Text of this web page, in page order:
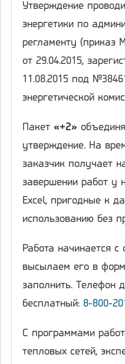
Утверждение
энергетики по
регламенту (приказ
от 29.04.2015,
11.08.2015 под
энергетической
Пакет «+2»
утверждение. На
заказчик получает
завершении работ у
Excel, пригодные к
использованию без
Работа начинается с
высылаем его в
заполнить. Телефон
бесплатный: 8-800-
С программами
тепловых сетей,